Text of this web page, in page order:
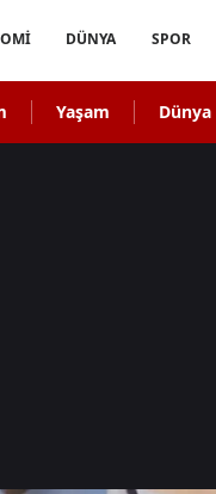
DÜNYA SPOR
Yaşam Dünya